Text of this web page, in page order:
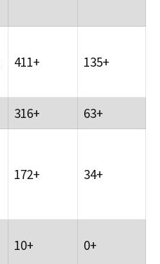
411+ 135+
316+
63+
172+ 34+
10+ 0+